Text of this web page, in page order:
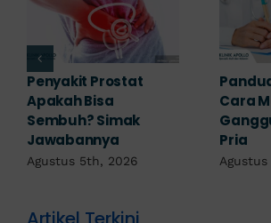
Prostat
2026
7 Komplikasi Prostat
Diwaspadai Sejak Dini
Agustus 1st, 2026